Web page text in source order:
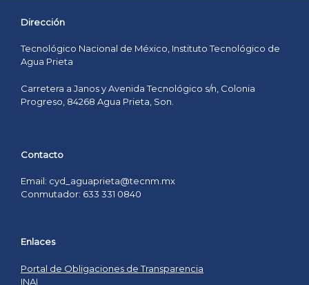
Dirección
Tecnológico Nacional de México, Instituto Tecnológico de
Agua Prieta
Carretera a Janos y Avenida Tecnológico s/n, Colonia
Progreso, 84268 Agua Prieta, Son.
Contacto
Email: cyd_aguaprieta@tecnm.mx
Conmutador: 633 331 0840
Enlaces
Portal de Obligaciones de Transparencia
INAI